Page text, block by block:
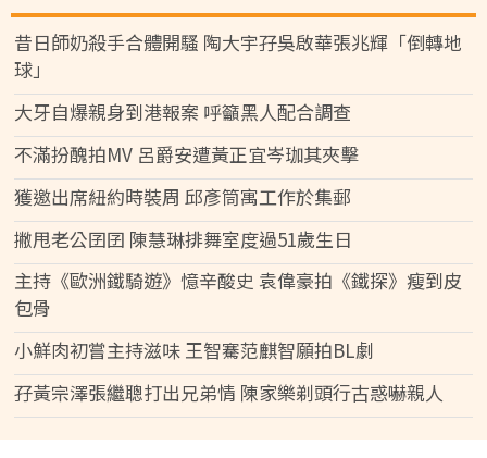
昔日師奶殺手合體開騷 陶大宇孖吳啟華張兆輝「倒轉地
球」
大牙自爆親身到港報案 呼籲黑人配合調查
不滿扮醜拍MV 呂爵安遭黃正宜岑珈其夾擊
獲邀出席紐約時裝周 邱彥筒寓工作於集郵
撇甩老公囝囝 陳慧琳排舞室度過51歲生日
主持《歐洲鐵騎遊》憶辛酸史 袁偉豪拍《鐵探》瘦到皮
包骨
小鮮肉初嘗主持滋味 王智騫范麒智願拍BL劇
孖黃宗澤張繼聰打出兄弟情 陳家樂剃頭行古惑嚇親人